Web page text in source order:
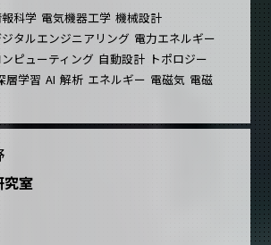
科学 電気機器工学 機械設計
タルエンジニアリング 電力エネルギー
ピューティング 自動設計 トポロジー
層学習 AI 解析 エネルギー 電磁気 電磁
究室